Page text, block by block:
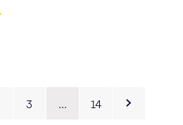
3 … 14